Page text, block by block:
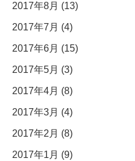
2017年8月 (13)
2017年7月 (4)
2017年6月 (15)
2017年5月 (3)
2017年4月 (8)
2017年3月 (4)
2017年2月 (8)
2017年1月 (9)